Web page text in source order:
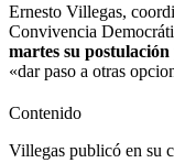
Ernesto Villegas,
Convivencia
martes su
«dar paso a otras
Contenido
Villegas publicó en su